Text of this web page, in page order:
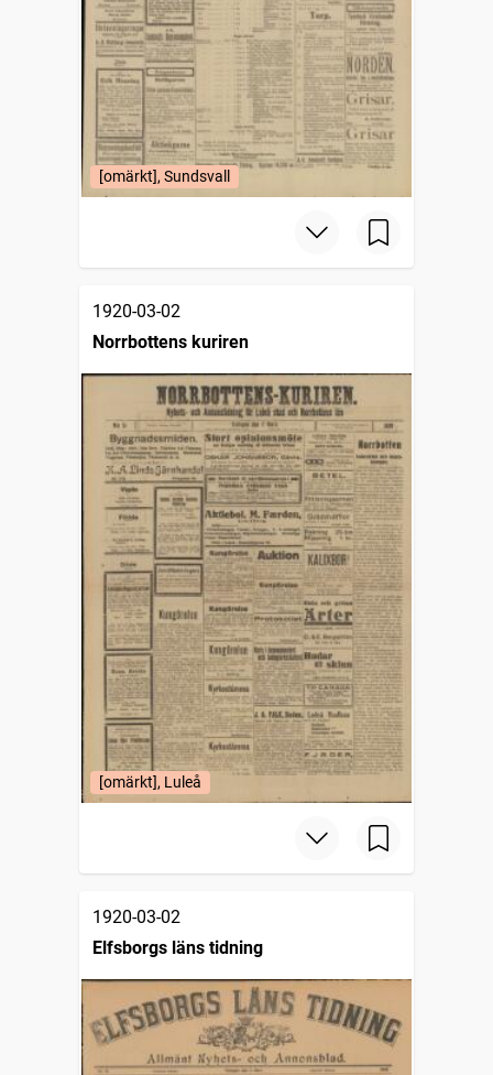
[omärkt], Sundsvall
1920-03-02
Norrbottens kuriren
[omärkt], Luleå
1920-03-02
Elfsborgs läns tidning